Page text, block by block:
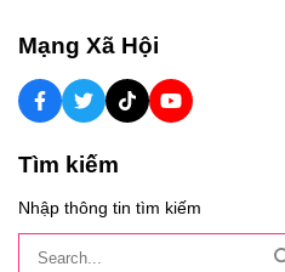
Mạng Xã Hội
Tìm kiếm
Nhập thông tin tìm kiếm